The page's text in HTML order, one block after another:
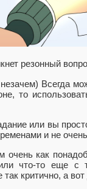
резонный
незачем) Всегда
то
или вы
и не
как
что-то еще с
критично, а